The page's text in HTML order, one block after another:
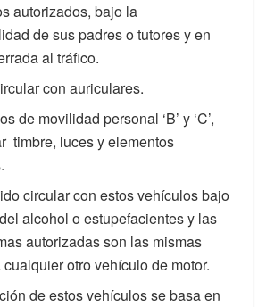
autorizados, bajo la
de sus padres o tutores y en
al tráfico.
con auriculares.
de movilidad personal ‘B’ y ‘C’,
timbre, luces y elementos
circular con estos vehículos bajo
alcohol o estupefacientes y las
autorizadas son las mismas
otro vehículo de motor.
de estos vehículos se basa en